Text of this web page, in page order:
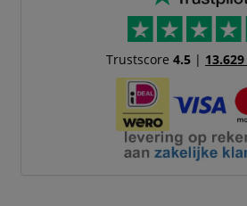
Trustscore 4.5| 13.629